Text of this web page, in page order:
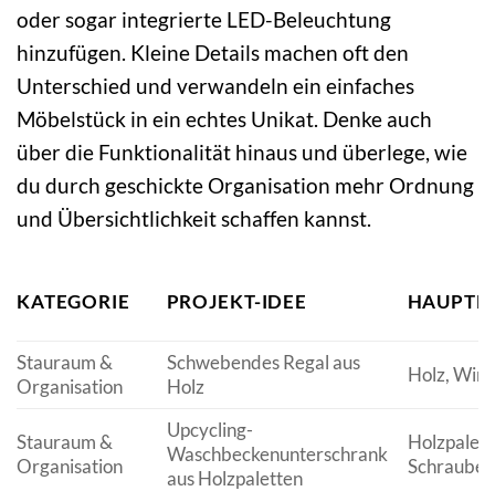
oder sogar integrierte LED-Beleuchtung
hinzufügen. Kleine Details machen oft den
Unterschied und verwandeln ein einfaches
Möbelstück in ein echtes Unikat. Denke auch
über die Funktionalität hinaus und überlege, wie
du durch geschickte Organisation mehr Ordnung
und Übersichtlichkeit schaffen kannst.
KATEGORIE PROJEKT-IDEE
Stauraum &
Organisation
Schwebendes Regal aus
Holz
Holz,
Stauraum &
Organisation
Upcycling-
Waschbeckenunterschrank
aus Holzpaletten